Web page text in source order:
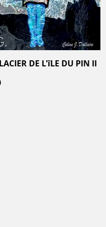
Quick View
DE L'îLE DU PIN II